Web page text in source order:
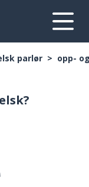
parlør opp-